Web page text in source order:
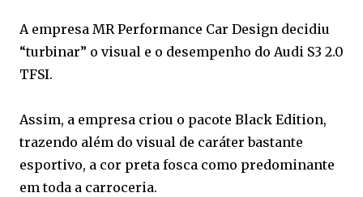
A empresa MR Performance Car Design decidiu
“turbinar” o visual e o desempenho do Audi S3 2.0
TFSI.
Assim, a empresa criou o pacote Black Edition,
trazendo além do visual de caráter bastante
esportivo, a cor preta fosca como predominante
em toda a carroceria.